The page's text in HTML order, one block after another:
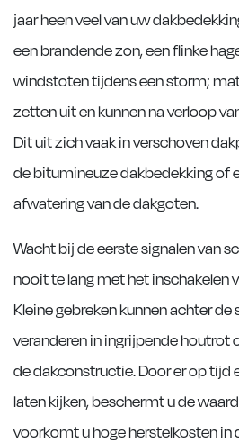
jaar heen veel van uw
een brandende zon, een flinke
windstoten tijdens een storm;
zetten uit en kunnen na verloop
Dit uit zich vaak in verschoven
de bitumineuze dakbedekking of
afwatering van de dakgoten.
Wacht bij de eerste signalen van
nooit te lang met het inschakelen
Kleine gebreken kunnen achter
veranderen in ingrijpende
de dakconstructie. Door er op tijd
laten kijken, beschermt u de
voorkomt u hoge herstelkosten in